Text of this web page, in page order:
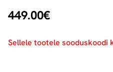
449.00€
Sellele tootele sooduskoodi